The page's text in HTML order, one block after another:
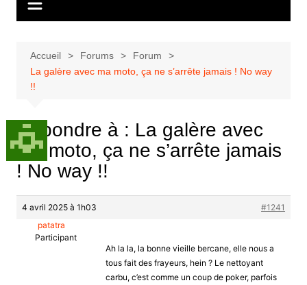
Accueil Forums
Forum
La galère avec ma moto, ça ne s’arrête jamais ! No way
!!
Répondre à : La galère avec
ma moto, ça ne s’arrête jamais
! No way !!
4 avril 2025 à 1h03
#1241
patatra
Participant
Ah la la, la bonne vieille bercane, elle nous a
tous fait des frayeurs, hein ? Le nettoyant
carbu, c’est comme un coup de poker, parfois